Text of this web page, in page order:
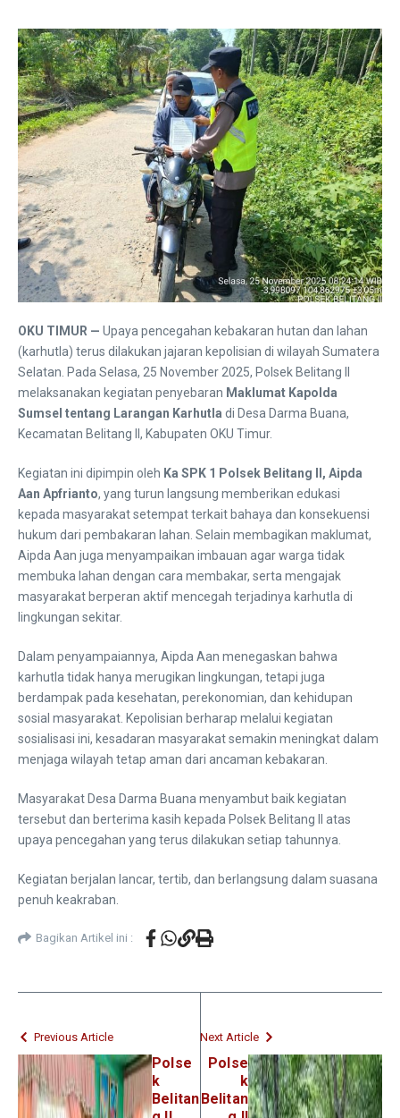
OKU TIMUR — Upaya pencegahan kebakaran hutan dan lahan
(karhutla) terus dilakukan jajaran kepolisian di wilayah Sumatera
Selatan. Pada Selasa, 25 November 2025, Polsek Belitang II
melaksanakan kegiatan penyebaran Maklumat Kapolda
Sumsel tentang Larangan Karhutla di Desa Darma Buana,
Kecamatan Belitang II, Kabupaten OKU Timur.
Kegiatan ini dipimpin oleh Ka SPK 1 Polsek Belitang II, Aipda
Aan Apfrianto, yang turun langsung memberikan edukasi
kepada masyarakat setempat terkait bahaya dan konsekuensi
hukum dari pembakaran lahan. Selain membagikan maklumat,
Aipda Aan juga menyampaikan imbauan agar warga tidak
membuka lahan dengan cara membakar, serta mengajak
masyarakat berperan aktif mencegah terjadinya karhutla di
lingkungan sekitar.
Dalam penyampaiannya, Aipda Aan menegaskan bahwa
karhutla tidak hanya merugikan lingkungan, tetapi juga
berdampak pada kesehatan, perekonomian, dan kehidupan
sosial masyarakat. Kepolisian berharap melalui kegiatan
sosialisasi ini, kesadaran masyarakat semakin meningkat dalam
menjaga wilayah tetap aman dari ancaman kebakaran.
Masyarakat Desa Darma Buana menyambut baik kegiatan
tersebut dan berterima kasih kepada Polsek Belitang II atas
upaya pencegahan yang terus dilakukan setiap tahunnya.
Kegiatan berjalan lancar, tertib, dan berlangsung dalam suasana
penuh keakraban.
Bagikan Artikel ini :
Previous Article
Polse
k
Belitan
Next Article
Polse
k
Belitan